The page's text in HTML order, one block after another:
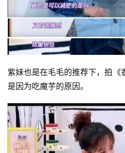
紫妹也是在毛毛的推荐下，拍《
是因为吃魔芋的原因。